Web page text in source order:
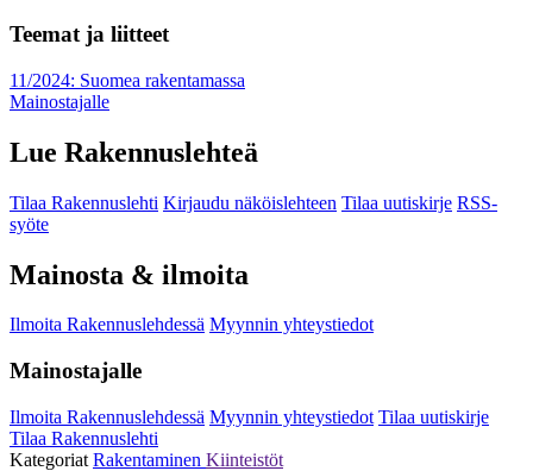
Teemat ja liitteet
11/2024: Suomea rakentamassa
Mainostajalle
Lue Rakennuslehteä
Tilaa Rakennuslehti Kirjaudu näköislehteen Tilaa uutiskirje RSS-
syöte
Mainosta & ilmoita
Ilmoita Rakennuslehdessä Myynnin yhteystiedot
Mainostajalle
Ilmoita Rakennuslehdessä Myynnin yhteystiedot Tilaa uutiskirje
Tilaa Rakennuslehti
Kategoriat Rakentaminen Kiinteistöt